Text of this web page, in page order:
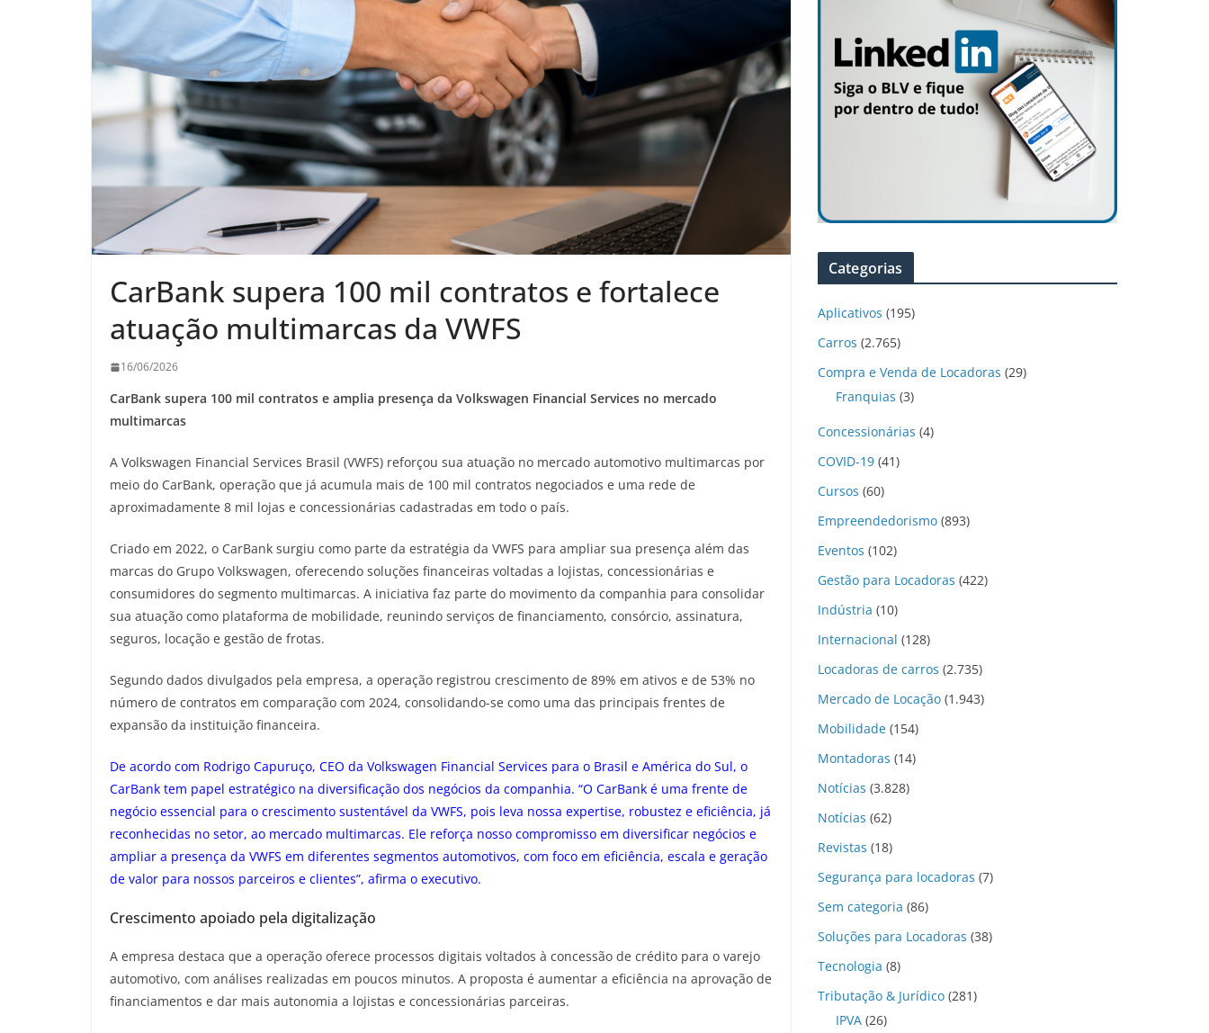
CarBank supera 100 mil contratos e fortalece
atuação multimarcas da VWFS
16/06/2026
CarBank supera 100 mil contratos e amplia presença da Volkswagen Financial Services no mercado
multimarcas
A Volkswagen Financial Services Brasil (VWFS) reforçou sua atuação no mercado automotivo multimarcas por
meio do CarBank, operação que já acumula mais de 100 mil contratos negociados e uma rede de
aproximadamente 8 mil lojas e concessionárias cadastradas em todo o país.
Criado em 2022, o CarBank surgiu como parte da estratégia da VWFS para ampliar sua presença além das
marcas do Grupo Volkswagen, oferecendo soluções financeiras voltadas a lojistas, concessionárias e
consumidores do segmento multimarcas. A iniciativa faz parte do movimento da companhia para consolidar
sua atuação como plataforma de mobilidade, reunindo serviços de financiamento, consórcio, assinatura,
seguros, locação e gestão de frotas.
Segundo dados divulgados pela empresa, a operação registrou crescimento de 89% em ativos e de 53% no
número de contratos em comparação com 2024, consolidando-se como uma das principais frentes de
expansão da instituição financeira.
De acordo com Rodrigo Capuruço, CEO da Volkswagen Financial Services para o Brasil e América do Sul, o
CarBank tem papel estratégico na diversificação dos negócios da companhia. “O CarBank é uma frente de
negócio essencial para o crescimento sustentável da VWFS, pois leva nossa expertise, robustez e eficiência, já
reconhecidas no setor, ao mercado multimarcas. Ele reforça nosso compromisso em diversificar negócios e
ampliar a presença da VWFS em diferentes segmentos automotivos, com foco em eficiência, escala e geração
de valor para nossos parceiros e clientes”, afirma o executivo.
Crescimento apoiado pela digitalização
A empresa destaca que a operação oferece processos digitais voltados à concessão de crédito para o varejo
automotivo, com análises realizadas em poucos minutos. A proposta é aumentar a eficiência na aprovação de
financiamentos e dar mais autonomia a lojistas e concessionárias parceiras.
Categorias
Aplicativos (195)
Carros (2.765)
Compra e Venda de Locadoras (29)
Franquias (3)
Concessionárias (4)
COVID-19 (41)
Cursos (60)
Empreendedorismo (893)
Eventos (102)
Gestão para Locadoras (422)
Indústria (10)
Internacional (128)
Locadoras de carros (2.735)
Mercado de Locação (1.943)
Mobilidade (154)
Montadoras (14)
Notícias (3.828)
Notícias (62)
Revistas (18)
Segurança para locadoras (7)
Sem categoria (86)
Soluções para Locadoras (38)
Tecnologia (8)
Tributação & Jurídico (281)
IPVA (26)